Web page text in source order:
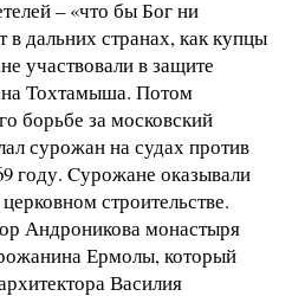
– «что бы Бог ни
в дальних странах, как купцы
участвовали в защите
Тохтамыша. Потом
борьбе за московский
сурожан на судах против
году. Cурожане оказывали
строительстве.
Андроникова монастыря
Ермолы, который
Василия